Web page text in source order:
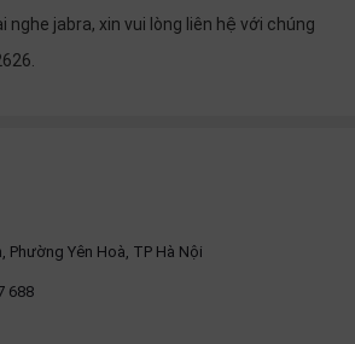
jabra, xin vui lòng liên hệ với chúng
Phường Yên Hoà, TP Hà Nội
688